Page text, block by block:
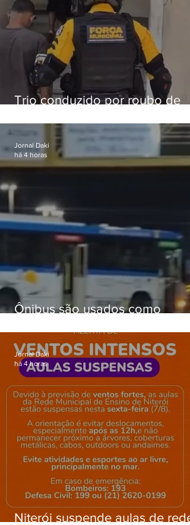
Trio conduzido por roubo de
passagens
Ônibus são usados como
Gardênia Azul
Jornal Daki
há 4 horas
Niterói suspende aulas de rede
Jornal Daki
há 4 horas